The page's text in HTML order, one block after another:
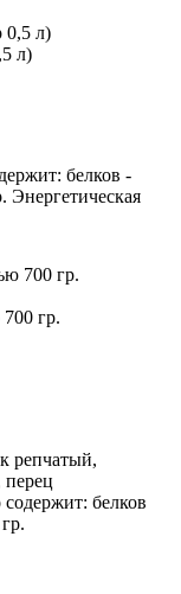
л)
белков -
Энергетическая
гр.
репчатый,
перец
белков